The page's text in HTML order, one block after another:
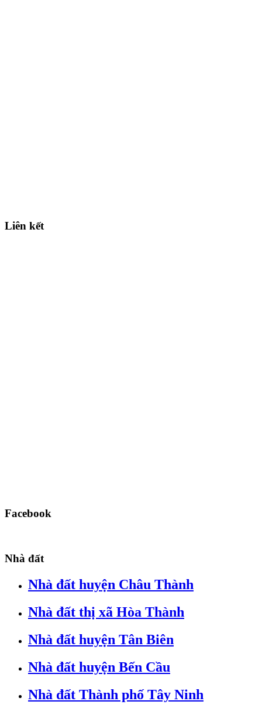
Liên kết
Facebook
Nhà đất
Nhà đất huyện Châu Thành
Nhà đất thị xã Hòa Thành
Nhà đất huyện Tân Biên
Nhà đất huyện Bến Cầu
Nhà đất Thành phố Tây Ninh